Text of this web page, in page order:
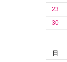
23
30
日